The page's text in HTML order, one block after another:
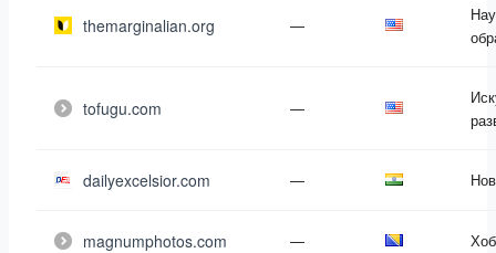
themarginalian.org —
tofugu.com —
dailyexcelsior.com —
magnumphotos.com —